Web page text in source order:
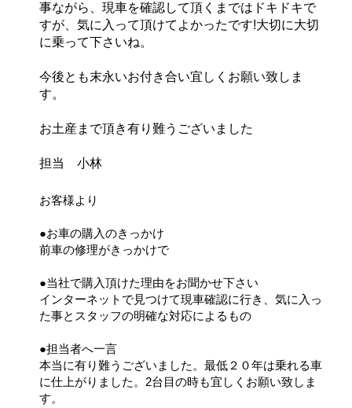
事ながら、現車を確認して頂くまではドキドキで
すが、気に入って頂けてよかったです!大切に大切
に乗って下さいね。
今後とも末永いお付き合い宜しくお願い致しま
す。
お土産まで頂き有り難うございました
担当 小林
お客様より
●お車の購入のきっかけ
前車の修理がきっかけで
●当社で購入頂けた理由をお聞かせ下さい
インターネットで見つけて現車確認に行き、気に入っ
た事とスタッフの明確な対応によるもの
●担当者へ一言
本当に有り難うございました。最低２０年は乗れる車
に仕上がりました。2台目の時も宜しくお願い致しま
す。